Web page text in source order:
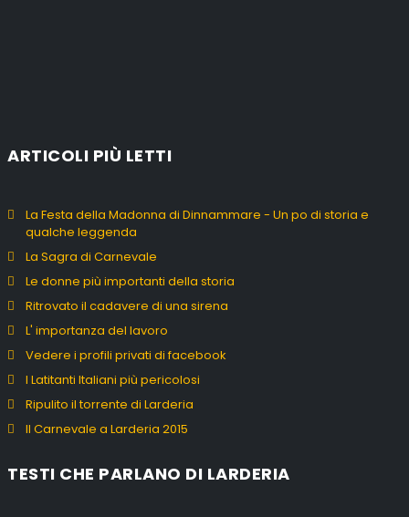
ARTICOLI PIÙ LETTI
La Festa della Madonna di Dinnammare - Un po di storia e
qualche leggenda
La Sagra di Carnevale
Le donne più importanti della storia
Ritrovato il cadavere di una sirena
L' importanza del lavoro
Vedere i profili privati di facebook
I Latitanti Italiani più pericolosi
Ripulito il torrente di Larderia
Il Carnevale a Larderia 2015
TESTI CHE PARLANO DI LARDERIA